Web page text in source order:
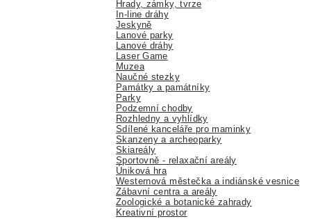
Hrady, zámky, tvrze
In-line dráhy
Jeskyně
Lanové parky
Lanové dráhy
Laser Game
Muzea
Naučné stezky
Památky a památníky
Parky
Podzemní chodby
Rozhledny a vyhlídky
Sdílené kanceláře pro maminky
Skanzeny a archeoparky
Skiareály
Sportovně - relaxační areály
Úniková hra
Westernová městečka a indiánské vesnice
Zábavní centra a areály
Zoologické a botanické zahrady
Kreativní prostor